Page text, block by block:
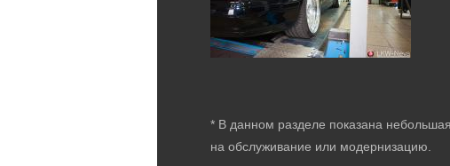
* В данном разделе показана
на обслуживание или модернизацию.